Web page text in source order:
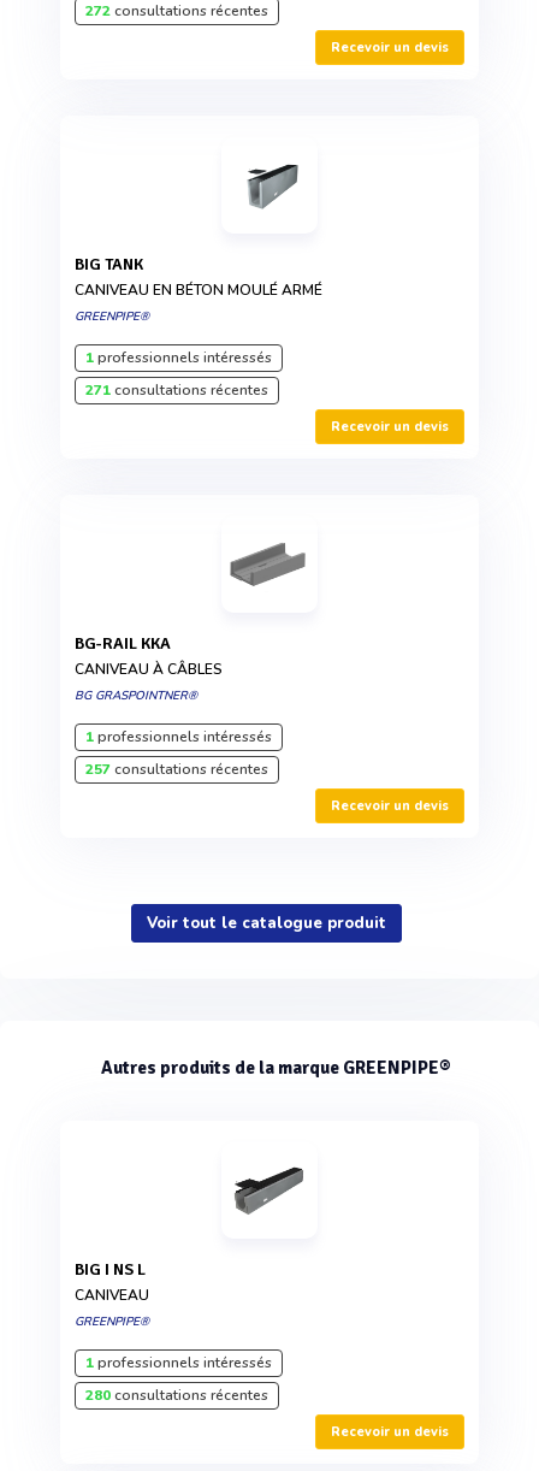
272consultations récentes
Recevoir un devis
BIG TANK
CANIVEAU EN BÉTON MOULÉ ARMÉ
GREENPIPE®
1professionnels intéressés
271consultations récentes
Recevoir un devis
BG-RAIL KKA
CANIVEAU À CÂBLES
BG GRASPOINTNER®
1professionnels intéressés
257consultations récentes
Recevoir un devis
Voir tout le catalogue produit
Autres produits de la marque GREENPIPE®
BIG I NS L
CANIVEAU
GREENPIPE®
1professionnels intéressés
280consultations récentes
Recevoir un devis